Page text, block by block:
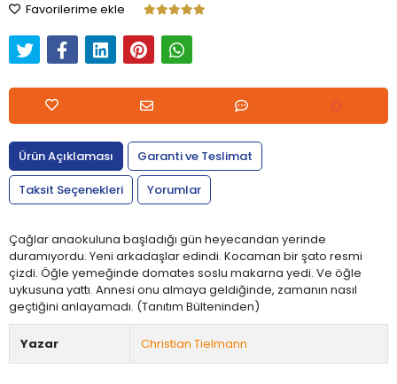
Favorilerime ekle
Ürün Açıklaması
Garanti ve Teslimat
Taksit Seçenekleri
Yorumlar
Çağlar anaokuluna başladığı gün heyecandan yerinde
duramıyordu. Yeni arkadaşlar edindi. Kocaman bir şato resmi
çizdi. Öğle yemeğinde domates soslu makarna yedi. Ve öğle
uykusuna yattı. Annesi onu almaya geldiğinde, zamanın nasıl
geçtiğini anlayamadı. (Tanıtım Bülteninden)
Yazar Christian Tielmann